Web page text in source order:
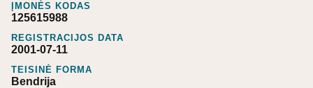
ĮMONĖS KODAS
125615988
REGISTRACIJOS DATA
2001-07-11
TEISINĖ FORMA
Bendrija